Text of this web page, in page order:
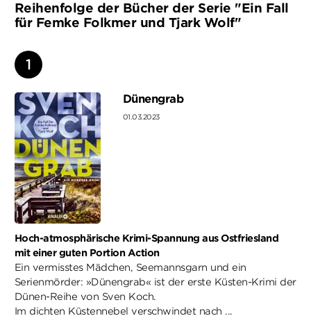
Reihenfolge der Bücher der Serie "Ein Fall
für Femke Folkmer und Tjark Wolf"
Dünengrab
01.03.2023
Hoch-atmosphärische Krimi-Spannung aus Ostfriesland
mit einer guten Portion Action
Ein vermisstes Mädchen, Seemannsgarn und ein
Serienmörder: »Dünengrab« ist der erste Küsten-Krimi der
Dünen-Reihe von Sven Koch.
Im dichten Küstennebel verschwindet nach ...